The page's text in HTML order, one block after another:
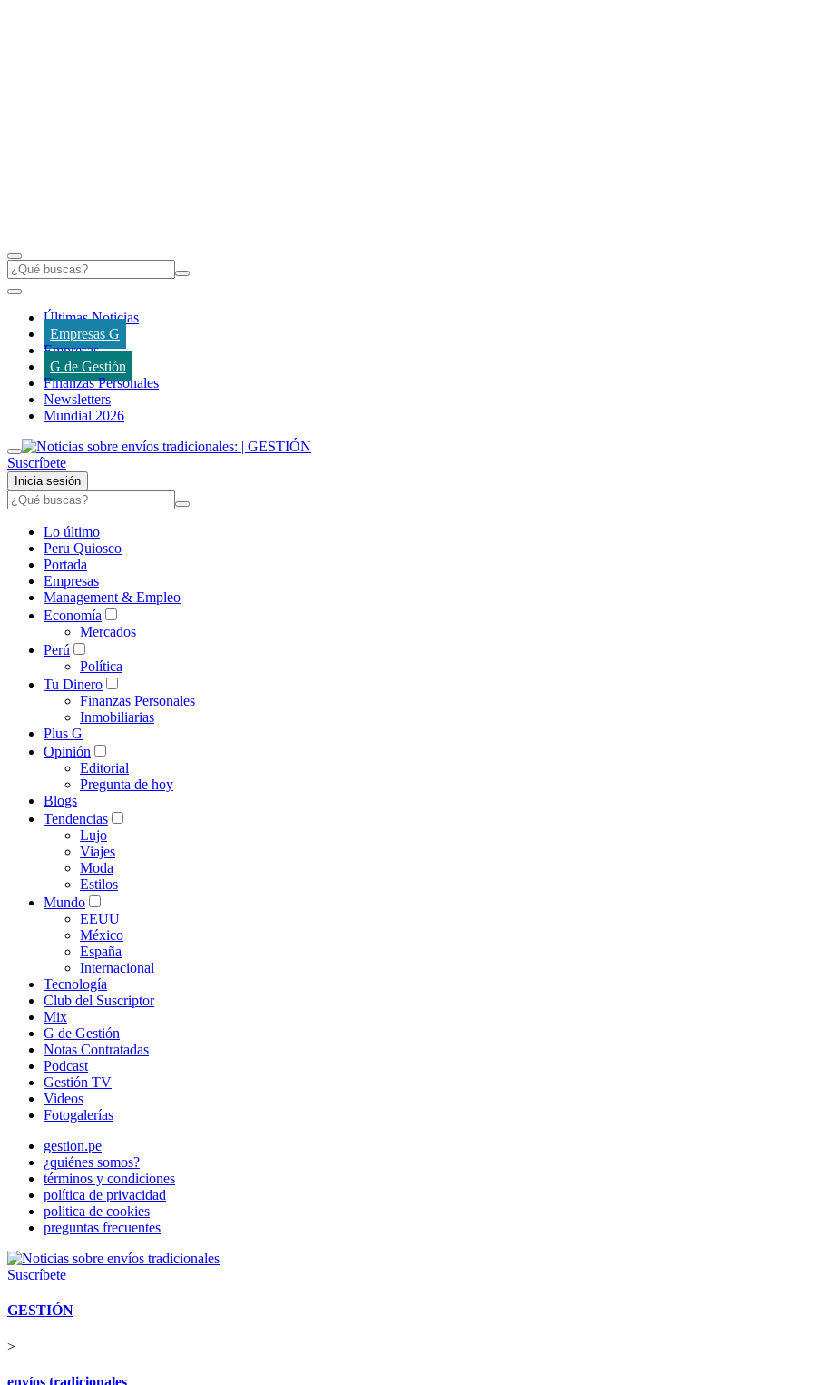
Últimas Noticias
Empresas G
Empresas
G de Gestión
Finanzas Personales
Newsletters
Mundial 2026
Suscríbete
Inicia sesión
Lo último
Peru Quiosco
Portada
Empresas
Management & Empleo
Economía
Mercados
Perú
Política
Tu Dinero
Finanzas Personales
Inmobiliarias
Plus G
Opinión
Editorial
Pregunta de hoy
Blogs
Tendencias
Lujo
Viajes
Moda
Estilos
Mundo
EEUU
México
España
Internacional
Tecnología
Club del Suscriptor
Mix
G de Gestión
Notas Contratadas
Podcast
Gestión TV
Videos
Fotogalerías
gestion.pe
¿quiénes somos?
términos y condiciones
política de privacidad
politica de cookies
preguntas frecuentes
Suscríbete
GESTIÓN
>
envíos tradicionales